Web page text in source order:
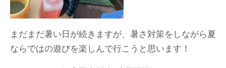
まだまだ暑い日が続きますが、暑さ対策をしながら夏
ならではの遊びを楽しんで行こうと思います！